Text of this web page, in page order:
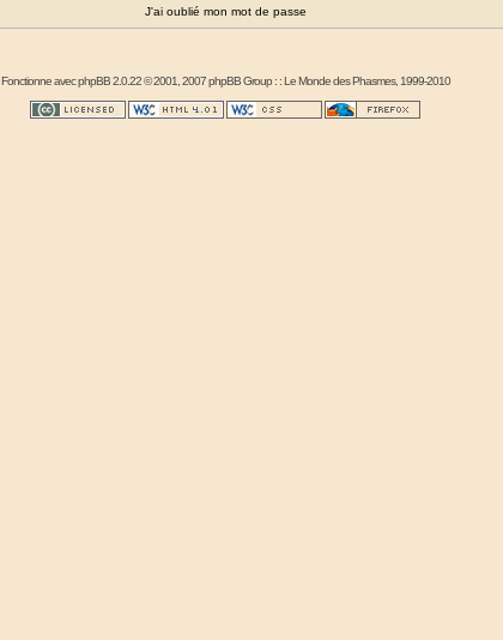
J'ai oublié mon mot de passe
Fonctionne avecphpBB2.0.22 © 2001, 2007 phpBB Group : :Le Monde des Phasmes, 1999-2010